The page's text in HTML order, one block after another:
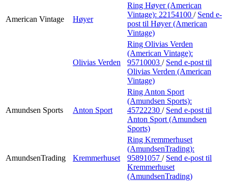
American Vintage Høyer
Ring Høyer (American
Vintage): 22154100 / Send e-
post til Høyer (American
Vintage)
Olivias Verden
Ring Olivias Verden
(American Vintage):
95710003 / Send e-post til
Olivias Verden (American
Vintage)
Amundsen Sports Anton Sport
Ring Anton Sport
(Amundsen Sports):
45722230 / Send e-post til
Anton Sport (Amundsen
Sports)
AmundsenTrading Kremmerhuset
Ring Kremmerhuset
(AmundsenTrading):
95891057 / Send e-post til
Kremmerhuset
(AmundsenTrading)